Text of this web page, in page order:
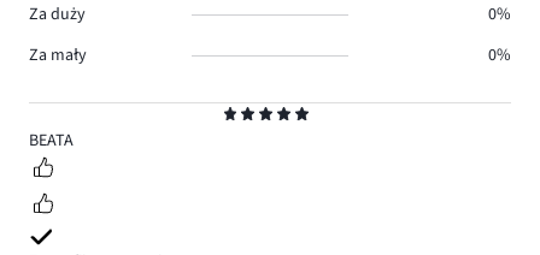
5
BEATA
Za duży
0%
Za mały
0%